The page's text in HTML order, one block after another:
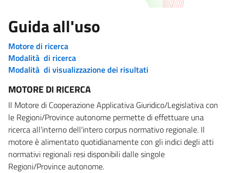
Guida all'uso
Motore di ricerca
Modalità di ricerca
Modalità di visualizzazione dei risultati
MOTORE DI RICERCA
Il Motore di Cooperazione Applicativa Giuridico/Legislativa con
le Regioni/Province autonome permette di effettuare una
ricerca all'interno dell'intero corpus normativo regionale. Il
motore è alimentato quotidianamente con gli indici degli atti
normativi regionali resi disponibili dalle singole
Regioni/Province autonome.